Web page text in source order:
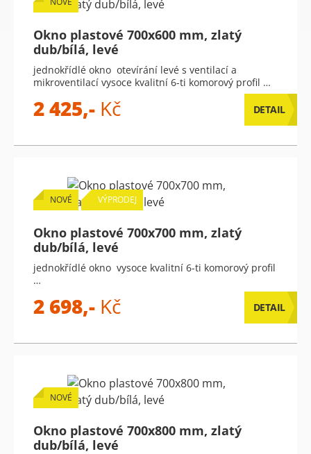
Okno plastové 700x600 mm, zlatý
dub/bílá, levé
jednokřídlé okno otevírání levé s ventilací a
mikroventilací vysoce kvalitní 6-ti komorový profil …
2 425,- Kč DETAIL
NOVÉ VÝPRODEJ
Okno plastové 700x700 mm, zlatý
dub/bílá, levé
jednokřídlé okno vysoce kvalitní 6-ti komorový profil
…
2 698,- Kč DETAIL
NOVÉ
Okno plastové 700x800 mm, zlatý
dub/bílá, levé